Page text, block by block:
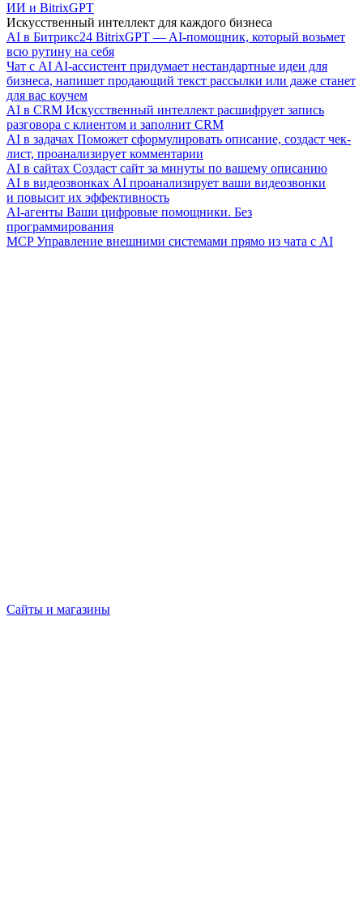
ИИ и BitrixGPT
Искусственный интеллект для каждого бизнеса
AI в Битрикс24 BitrixGPT — AI-помощник, который возьмет
всю рутину на себя
Чат с AI AI-ассистент придумает нестандартные идеи для
бизнеса, напишет продающий текст рассылки или даже станет
для вас коучем
AI в CRM Искусственный интеллект расшифрует запись
разговора с клиентом и заполнит CRM
AI в задачах Поможет сформулировать описание, создаст чек-
лист, проанализирует комментарии
AI в сайтах Создаст сайт за минуты по вашему описанию
AI в видеозвонках AI проанализирует ваши видеозвонки
и повысит их эффективность
AI-агенты Ваши цифровые помощники. Без
программирования
MCP Управление внешними системами прямо из чата с AI
Сайты и магазины